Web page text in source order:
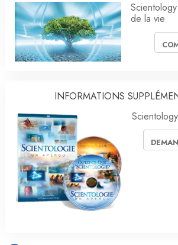
de la vie
INFORMATIONS